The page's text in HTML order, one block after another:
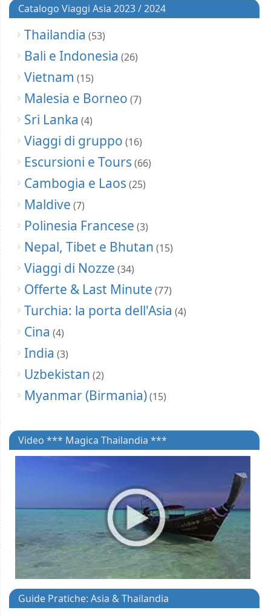
Catalogo Viaggi Asia 2023 / 2024
Thailandia (53)
Bali e Indonesia (26)
Vietnam (15)
Malesia e Borneo (7)
Sri Lanka (4)
Viaggi di gruppo (16)
Escursioni e Tours (66)
Cambogia e Laos (25)
Maldive (7)
Polinesia Francese (3)
Nepal, Tibet e Bhutan (15)
Viaggi di Nozze (34)
Offerte & Last Minute (77)
Turchia: la porta dell'Asia (4)
Cina (4)
India (3)
Uzbekistan (2)
Myanmar (Birmania)(15)
Video *** Magica Thailandia ***
Guide Pratiche: Asia & Thailandia